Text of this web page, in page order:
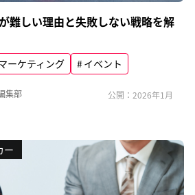
難しい理由と失敗しない戦略を解
ーケティング イベント
集部 公開：2026年1月
ー